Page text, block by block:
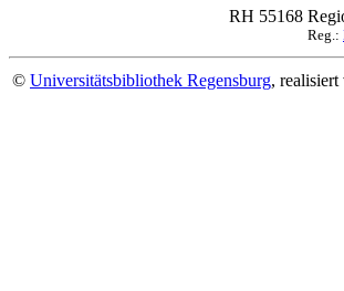
RH 55168
Reg.:
© Universitätsbibliothek Regensburg,